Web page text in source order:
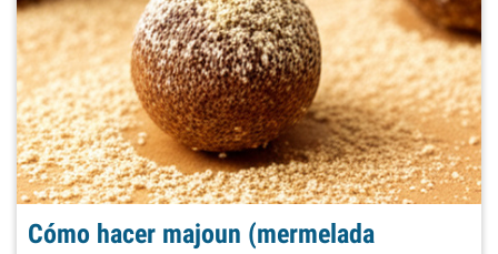
Cómo hacer majoun (mermelada